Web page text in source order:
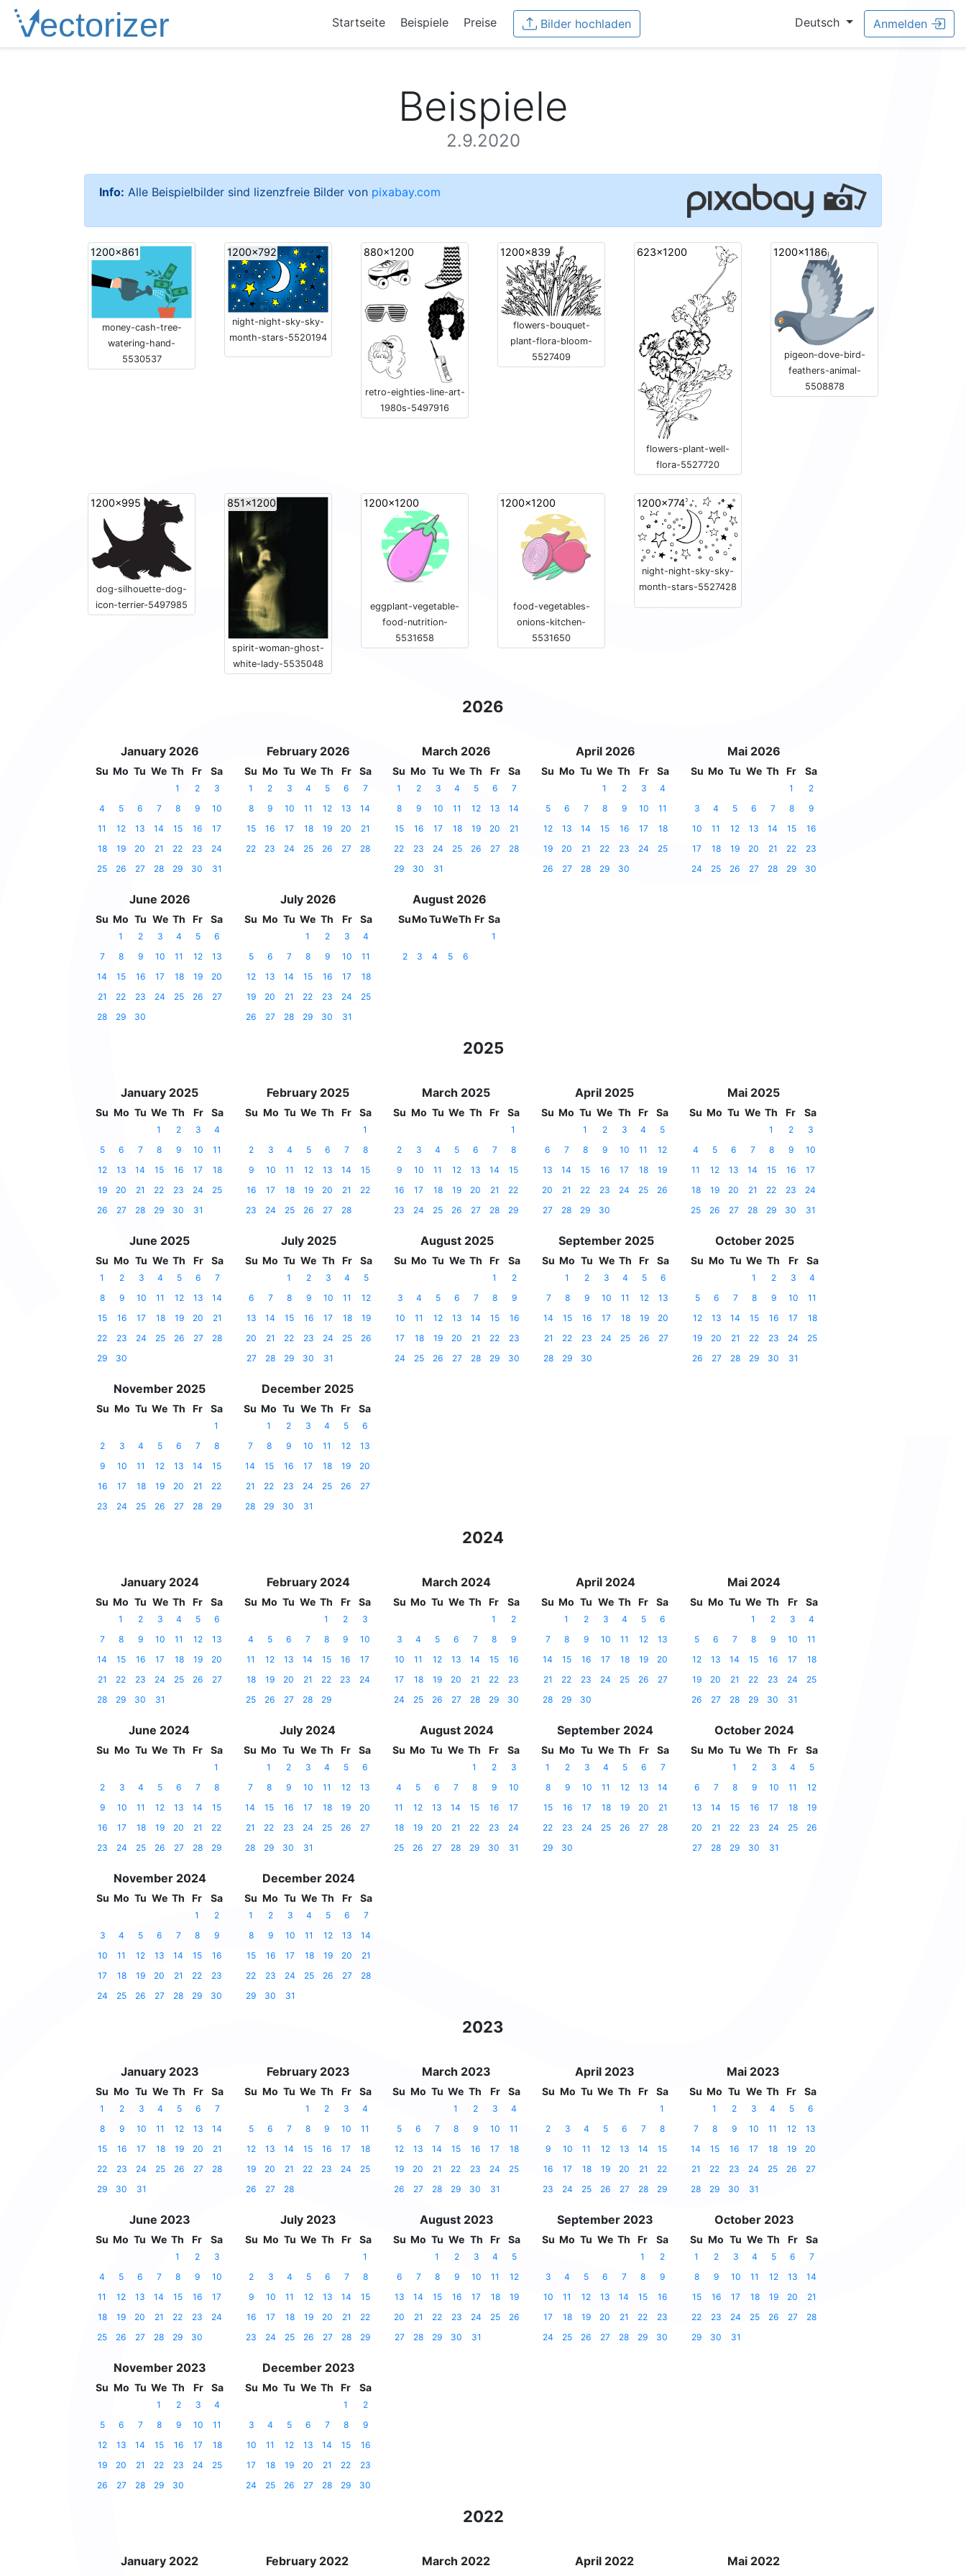
Startseite Beispiele Preise Bilder hochladen Deutsch Anmelden
Beispiele
2.9.2020
Info: Alle Beispielbilder sind lizenzfreie Bilder von pixabay.com
1200x861
money-cash-tree-
watering-hand-
5530537
1200x792
night-night-sky-sky-
month-stars-5520194
880x1200
retro-eighties-line-art-
1980s-5497916
1200x839
flowers-bouquet-
plant-flora-bloom-
5527409
623x1200
flowers-plant-well-
flora-5527720
1200x1186
pigeon-dove-bird-
feathers-animal-
5508878
1200x995
dog-silhouette-dog-
icon-terrier-5497985
851x1200
spirit-woman-ghost-
white-lady-5535048
1200x1200
eggplant-vegetable-
food-nutrition-
5531658
1200x1200
food-vegetables-
onions-kitchen-
5531650
1200x774
night-night-sky-sky-
month-stars-5527428
2026
January 2026
Su Mo Tu We Th Fr Sa
1 2
3
4
5 6 7 8 9
10
11
12 13 14 15 16
17
18
19 20 21 22 23
24
25
26 27 28 29 30 31
February 2026
Su Mo Tu We Th Fr Sa
1 2 3 4 5 6
7
8
9 10 11 12 13
14
15
16 17 18 19 20
21
22
23 24 25 26 27 28
March 2026
Su Mo Tu We Th Fr Sa
1 2 3 4 5 6
7
8
9 10 11 12 13
14
15
16 17 18 19 20
21
22
23 24 25 26 27
28
29
30 31
April 2026
Su Mo Tu We Th Fr Sa
1 2 3
4
5
6 7 8 9 10
11
12
13 14 15 16 17
18
19
20 21 22 23 24
25
26
27 28 29 30
Mai 2026
Su Mo Tu We Th Fr Sa
1
2
3
4 5 6 7 8
9
10
11 12 13 14 15
16
17
18 19 20 21 22
23
24
25 26 27 28 29 30
June 2026
Su Mo Tu We Th Fr Sa
1 2 3 4 5
6
7
8 9 10 11 12
13
14
15 16 17 18 19
20
21
22 23 24 25 26
27
28
29 30
July 2026
Su Mo Tu We Th Fr Sa
1 2 3
4
5
6 7 8 9 10
11
12
13 14 15 16 17
18
19
20 21 22 23 24
25
26
27 28 29 30 31
August 2026
SuMoTuWeTh Fr Sa
1
2
3 4 5 6
2025
January 2025
Su Mo Tu We Th Fr Sa
1 2 3
4
5
6 7 8 9 10
11
12
13 14 15 16 17
18
19
20 21 22 23 24
25
26
27 28 29 30 31
February 2025
Su Mo Tu We Th Fr Sa
1
2
3 4 5 6 7
8
9
10 11 12 13 14
15
16
17 18 19 20 21
22
23
24 25 26 27 28
March 2025
Su Mo Tu We Th Fr Sa
1
2
3 4 5 6 7
8
9
10 11 12 13 14
15
16
17 18 19 20 21
22
23
24 25 26 27 28 29
April 2025
Su Mo Tu We Th Fr Sa
1 2 3 4
5
6
7 8 9 10 11
12
13
14 15 16 17 18
19
20
21 22 23 24 25
26
27
28 29 30
Mai 2025
Su Mo Tu We Th Fr Sa
1 2
3
4
5 6 7 8 9
10
11
12 13 14 15 16
17
18
19 20 21 22 23
24
25
26 27 28 29 30 31
June 2025
Su Mo Tu We Th Fr Sa
1 2 3 4 5 6
7
8
9 10 11 12 13
14
15
16 17 18 19 20
21
22
23 24 25 26 27
28
29
30
July 2025
Su Mo Tu We Th Fr Sa
1 2 3 4
5
6
7 8 9 10 11
12
13
14 15 16 17 18
19
20
21 22 23 24 25
26
27
28 29 30 31
August 2025
Su Mo Tu We Th Fr Sa
1
2
3
4 5 6 7 8
9
10
11 12 13 14 15
16
17
18 19 20 21 22
23
24
25 26 27 28 29 30
September 2025
Su Mo Tu We Th Fr Sa
1 2 3 4 5
6
7
8 9 10 11 12
13
14
15 16 17 18 19
20
21
22 23 24 25 26
27
28
29 30
October 2025
Su Mo Tu We Th Fr Sa
1 2 3
4
5
6 7 8 9 10
11
12
13 14 15 16 17
18
19
20 21 22 23 24
25
26
27 28 29 30 31
November 2025
Su Mo Tu We Th Fr Sa
1
2
3 4 5 6 7
8
9
10 11 12 13 14
15
16
17 18 19 20 21
22
23
24 25 26 27 28 29
December 2025
Su Mo Tu We Th Fr Sa
1 2 3 4 5
6
7
8 9 10 11 12
13
14
15 16 17 18 19
20
21
22 23 24 25 26
27
28
29 30 31
2024
January 2024
Su Mo Tu We Th Fr Sa
1 2 3 4 5
6
7
8 9 10 11 12
13
14
15 16 17 18 19
20
21
22 23 24 25 26
27
28
29 30 31
February 2024
Su Mo Tu We Th Fr Sa
1 2
3
4
5 6 7 8 9
10
11
12 13 14 15 16
17
18
19 20 21 22 23
24
25
26 27 28 29
March 2024
Su Mo Tu We Th Fr Sa
1
2
3
4 5 6 7 8
9
10
11 12 13 14 15
16
17
18 19 20 21 22
23
24
25 26 27 28 29 30
April 2024
Su Mo Tu We Th Fr Sa
1 2 3 4 5
6
7
8 9 10 11 12
13
14
15 16 17 18 19
20
21
22 23 24 25 26
27
28
29 30
Mai 2024
Su Mo Tu We Th Fr Sa
1 2 3
4
5
6 7 8 9 10
11
12
13 14 15 16 17
18
19
20 21 22 23 24
25
26
27 28 29 30 31
June 2024
Su Mo Tu We Th Fr Sa
1
2
3 4 5 6 7
8
9
10 11 12 13 14
15
16
17 18 19 20 21
22
23
24 25 26 27 28 29
July 2024
Su Mo Tu We Th Fr Sa
1 2 3 4 5
6
7
8 9 10 11 12
13
14
15 16 17 18 19
20
21
22 23 24 25 26
27
28
29 30 31
August 2024
Su Mo Tu We Th Fr Sa
1 2
3
4
5 6 7 8 9
10
11
12 13 14 15 16
17
18
19 20 21 22 23
24
25
26 27 28 29 30 31
September 2024
Su Mo Tu We Th Fr Sa
1 2 3 4 5 6
7
8
9 10 11 12 13
14
15
16 17 18 19 20
21
22
23 24 25 26 27
28
29
30
October 2024
Su Mo Tu We Th Fr Sa
1 2 3 4
5
6
7 8 9 10 11
12
13
14 15 16 17 18
19
20
21 22 23 24 25
26
27
28 29 30 31
November 2024
Su Mo Tu We Th Fr Sa
1
2
3
4 5 6 7 8
9
10
11 12 13 14 15
16
17
18 19 20 21 22
23
24
25 26 27 28 29 30
December 2024
Su Mo Tu We Th Fr Sa
1 2 3 4 5 6
7
8
9 10 11 12 13
14
15
16 17 18 19 20
21
22
23 24 25 26 27
28
29
30 31
2023
January 2023
Su Mo Tu We Th Fr Sa
1 2 3 4 5 6
7
8
9 10 11 12 13
14
15
16 17 18 19 20
21
22
23 24 25 26 27
28
29
30 31
February 2023
Su Mo Tu We Th Fr Sa
1 2 3
4
5
6 7 8 9 10
11
12
13 14 15 16 17
18
19
20 21 22 23 24
25
26
27 28
March 2023
Su Mo Tu We Th Fr Sa
1 2 3
4
5
6 7 8 9 10
11
12
13 14 15 16 17
18
19
20 21 22 23 24
25
26
27 28 29 30 31
April 2023
Su Mo Tu We Th Fr Sa
1
2
3 4 5 6 7
8
9
10 11 12 13 14
15
16
17 18 19 20 21
22
23
24 25 26 27 28 29
Mai 2023
Su Mo Tu We Th Fr Sa
1 2 3 4 5
6
7
8 9 10 11 12
13
14
15 16 17 18 19
20
21
22 23 24 25 26
27
28
29 30 31
June 2023
Su Mo Tu We Th Fr Sa
1 2
3
4
5 6 7 8 9
10
11
12 13 14 15 16
17
18
19 20 21 22 23
24
25
26 27 28 29 30
July 2023
Su Mo Tu We Th Fr Sa
1
2
3 4 5 6 7
8
9
10 11 12 13 14
15
16
17 18 19 20 21
22
23
24 25 26 27 28 29
August 2023
Su Mo Tu We Th Fr Sa
1 2 3 4
5
6
7 8 9 10 11
12
13
14 15 16 17 18
19
20
21 22 23 24 25
26
27
28 29 30 31
September 2023
Su Mo Tu We Th Fr Sa
1
2
3
4 5 6 7 8
9
10
11 12 13 14 15
16
17
18 19 20 21 22
23
24
25 26 27 28 29 30
October 2023
Su Mo Tu We Th Fr Sa
1 2 3 4 5 6
7
8
9 10 11 12 13
14
15
16 17 18 19 20
21
22
23 24 25 26 27
28
29
30 31
November 2023
Su Mo Tu We Th Fr Sa
1 2 3
4
5
6 7 8 9 10
11
12
13 14 15 16 17
18
19
20 21 22 23 24
25
26
27 28 29 30
December 2023
Su Mo Tu We Th Fr Sa
1
2
3
4 5 6 7 8
9
10
11 12 13 14 15
16
17
18 19 20 21 22
23
24
25 26 27 28 29 30
2022
January 2022 February 2022 March 2022 April 2022 Mai 2022